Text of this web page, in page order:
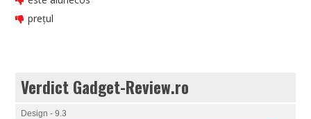
prețul
Verdict Gadget-Review.ro
Design - 9.3